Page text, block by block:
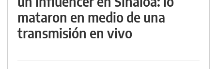
mataron en medio de una
transmisión en vivo